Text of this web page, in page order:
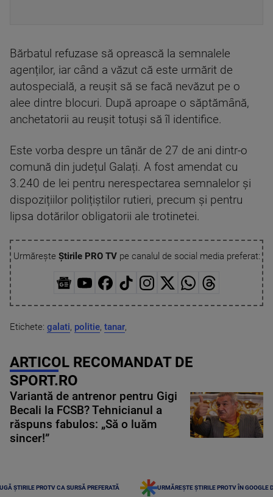
Bărbatul refuzase să oprească la semnalele
agenților, iar când a văzut că este urmărit de
autospecială, a reușit să se facă nevăzut pe o
alee dintre blocuri. După aproape o săptămână,
anchetatorii au reușit totuși să îl identifice.
Este vorba despre un tânăr de 27 de ani dintr-o
comună din județul Galați. A fost amendat cu
3.240 de lei pentru nerespectarea semnalelor și
dispozițiilor polițiștilor rutieri, precum și pentru
lipsa dotărilor obligatorii ale trotinetei.
Urmărește Știrile PRO TVpe canalul de social media preferat:
Etichete: galati, politie, tanar,
ARTICOL RECOMANDAT DE
SPORT.RO
Variantă de antrenor pentru Gigi
Becali la FCSB? Tehnicianul a
răspuns fabulos: „Să o luăm
sincer!”
ȘTIRILE PROTV CA SURSĂ PREFERATĂ URMĂREȘTE ȘTIRILE PROTV ÎN GOOGLE